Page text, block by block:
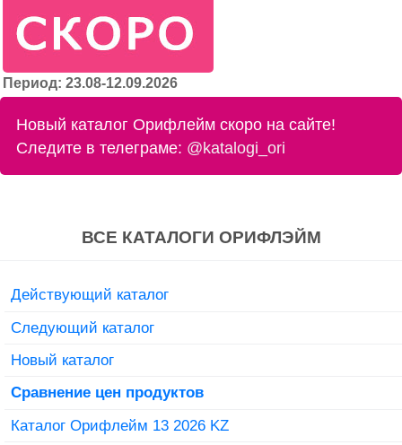
Период: 23.08-12.09.2026
Новый каталог Орифлейм скоро на сайте!
Следите в телеграме: @katalogi_ori
ВСЕ КАТАЛОГИ ОРИФЛЭЙМ
Действующий каталог
Следующий каталог
Новый каталог
Сравнение цен продуктов
Каталог Орифлейм 13 2026 KZ